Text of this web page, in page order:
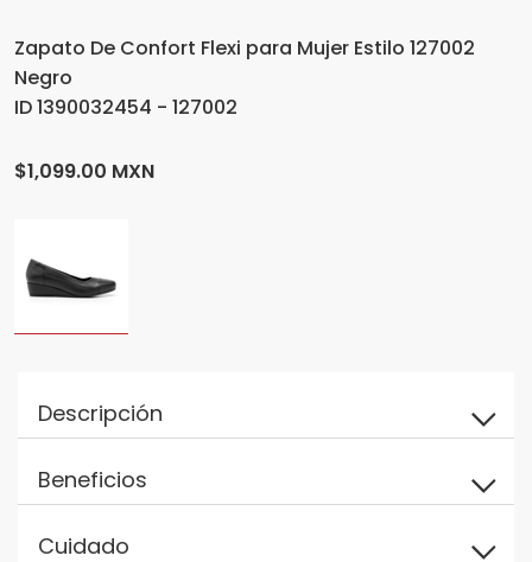
Zapato De Confort Flexi para Mujer Estilo 127002
Negro
ID 1390032454 - 127002
$1,099.00 MXN
Descripción
Beneficios
Cuidado